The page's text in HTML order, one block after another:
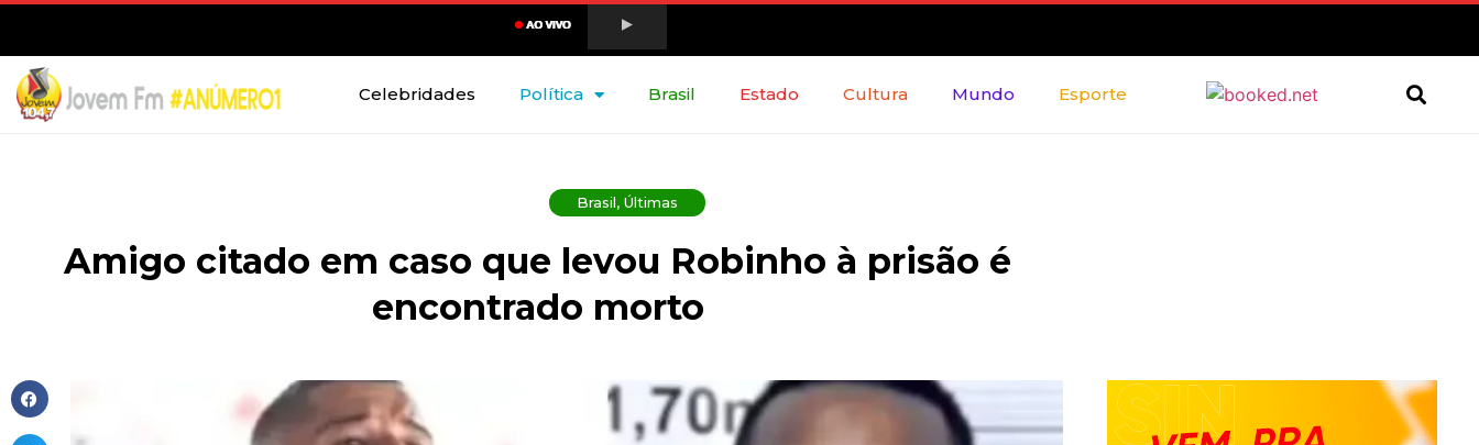
Celebridades Política Brasil Estado Cultura Mundo Esporte
Brasil, Últimas
Amigo citado em caso que levou Robinho à prisão é
encontrado morto